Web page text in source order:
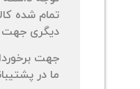
تمام شده
دیگری
جهت
ما در